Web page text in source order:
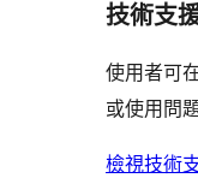
技術支
使用者可
或使用問
檢視技術